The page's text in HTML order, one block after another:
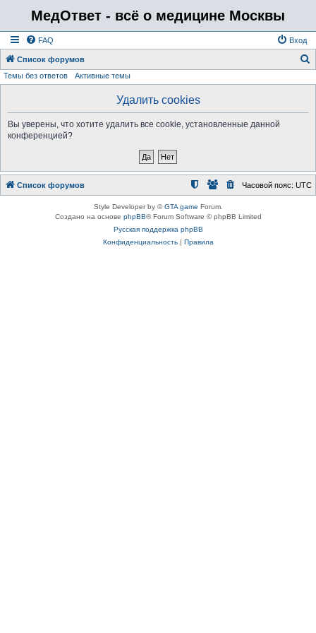
МедОтвет - всё о медицине Москвы
FAQ Вход
Список форумов
Темы без ответов Активные темы
Удалить cookies
Вы уверены, что хотите удалить все cookie, установленные данной
конференцией?
Список форумов Часовой пояс: UTC
Style Developer by ©GTA game Forum.
Создано на основе phpBB® Forum Software © phpBB Limited
Русская поддержка phpBB
Конфиденциальность| Правила